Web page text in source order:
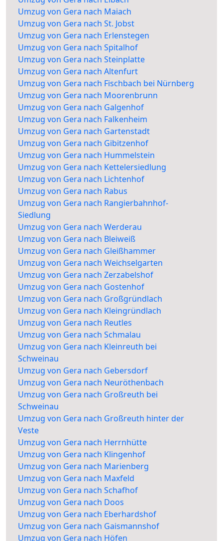
Umzug von Gera nach Maiach
Umzug von Gera nach St. Jobst
Umzug von Gera nach Erlenstegen
Umzug von Gera nach Spitalhof
Umzug von Gera nach Steinplatte
Umzug von Gera nach Altenfurt
Umzug von Gera nach Fischbach bei Nürnberg
Umzug von Gera nach Moorenbrunn
Umzug von Gera nach Galgenhof
Umzug von Gera nach Falkenheim
Umzug von Gera nach Gartenstadt
Umzug von Gera nach Gibitzenhof
Umzug von Gera nach Hummelstein
Umzug von Gera nach Kettelersiedlung
Umzug von Gera nach Lichtenhof
Umzug von Gera nach Rabus
Umzug von Gera nach Rangierbahnhof-
Siedlung
Umzug von Gera nach Werderau
Umzug von Gera nach Bleiweiß
Umzug von Gera nach Gleißhammer
Umzug von Gera nach Weichselgarten
Umzug von Gera nach Zerzabelshof
Umzug von Gera nach Gostenhof
Umzug von Gera nach Großgründlach
Umzug von Gera nach Kleingründlach
Umzug von Gera nach Reutles
Umzug von Gera nach Schmalau
Umzug von Gera nach Kleinreuth bei
Schweinau
Umzug von Gera nach Gebersdorf
Umzug von Gera nach Neuröthenbach
Umzug von Gera nach Großreuth bei
Schweinau
Umzug von Gera nach Großreuth hinter der
Veste
Umzug von Gera nach Herrnhütte
Umzug von Gera nach Klingenhof
Umzug von Gera nach Marienberg
Umzug von Gera nach Maxfeld
Umzug von Gera nach Schafhof
Umzug von Gera nach Doos
Umzug von Gera nach Eberhardshof
Umzug von Gera nach Gaismannshof
Umzug von Gera nach Höfen